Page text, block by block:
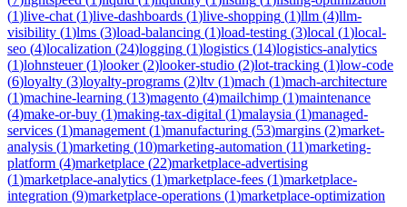
(1)live-chat (1)live-dashboards (1)live-shopping (1)llm (4)llm-
visibility (1)lms (3)load-balancing (1)load-testing (3)local (1)local-
seo (4)localization (24)logging (1)logistics (14)logistics-analytics
(1)lohnsteuer(1)looker(2)looker-studio (2)lot-tracking (1)low-code
(6)loyalty (3)loyalty-programs (2)ltv (1)mach (1)mach-architecture
(1)machine-learning (13)magento (4)mailchimp (1)maintenance
(4)make-or-buy (1)making-tax-digital (1)malaysia (1)managed-
services (1)management (1)manufacturing (53)margins (2)market-
analysis (1)marketing (10)marketing-automation (11)marketing-
platform (4)marketplace (22)marketplace-advertising
(1)marketplace-analytics (1)marketplace-fees (1)marketplace-
integration (9)marketplace-operations (1)marketplace-optimization